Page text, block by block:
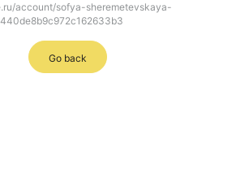
account/sofya-sheremetevskaya-
Go back